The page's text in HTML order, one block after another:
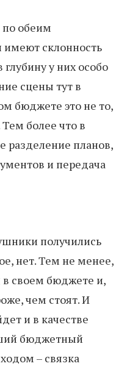
обеим
склонность
у них особо
сцены тут в
бюджете это не то,
более что в
разделение планов,
и передача
получились
нет. Тем не менее,
своем бюджете и,
чем стоят. И
и в качестве
бюджетный
– связка